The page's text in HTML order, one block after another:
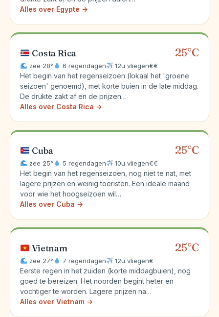
Alles over Egypte →
Costa Rica 25°C
zee 28° 6 regendagen 12u vliegen€€
Het begin van het regenseizoen (lokaal het 'groene
seizoen' genoemd), met korte buien in de late middag.
De drukte zakt af en de prijzen…
Alles over Costa Rica →
Cuba 25°C
zee 25° 5 regendagen 10u vliegen€€
Het begin van het regenseizoen, nog niet te nat, met
lagere prijzen en weinig toeristen. Een ideale maand
voor wie het hoogseizoen wil…
Alles over Cuba →
Vietnam 25°C
zee 27° 7 regendagen 12u vliegen€
Eerste regen in het zuiden (korte middagbuien), nog
goed te bereizen. Het noorden begint heter en
vochtiger te worden. Lagere prijzen na…
Alles over Vietnam →